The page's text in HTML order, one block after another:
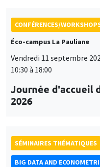
CONFÉRENCES/
Éco-campus La Pauliane
Vendredi 11 septembre
10:30 à 18:00
Journée d'accueil
2026
SÉMINAIRES THÉMATIQUES
BIG DATA AND